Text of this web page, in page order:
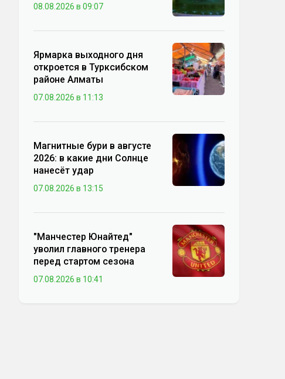
08.08.2026 в 09:07
Ярмарка выходного дня
откроется в Турксибском
районе Алматы
07.08.2026 в 11:13
Магнитные бури в августе
2026: в какие дни Солнце
нанесёт удар
07.08.2026 в 13:15
"Манчестер Юнайтед"
уволил главного тренера
перед стартом сезона
07.08.2026 в 10:41